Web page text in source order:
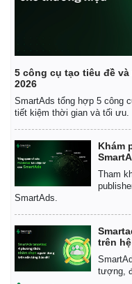
5 công cụ tạo tiêu đề
2026
SmartAds tổng hợp 5 công
tiết kiệm thời gian và tối ưu.
Khám
Tham
SmartAds.
trên
tượng,